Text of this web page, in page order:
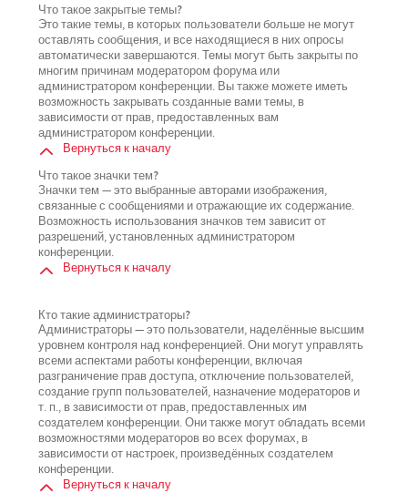
Что такое закрытые темы?
Это такие темы, в которых пользователи больше не могут
оставлять сообщения, и все находящиеся в них опросы
автоматически завершаются. Темы могут быть закрыты по
многим причинам модератором форума или
администратором конференции. Вы также можете иметь
возможность закрывать созданные вами темы, в
зависимости от прав, предоставленных вам
администратором конференции.
Вернуться к началу
Что такое значки тем?
Значки тем — это выбранные авторами изображения,
связанные с сообщениями и отражающие их содержание.
Возможность использования значков тем зависит от
разрешений, установленных администратором
конференции.
Вернуться к началу
Кто такие администраторы?
Администраторы — это пользователи, наделённые высшим
уровнем контроля над конференцией. Они могут управлять
всеми аспектами работы конференции, включая
разграничение прав доступа, отключение пользователей,
создание групп пользователей, назначение модераторов и
т. п., в зависимости от прав, предоставленных им
создателем конференции. Они также могут обладать всеми
возможностями модераторов во всех форумах, в
зависимости от настроек, произведённых создателем
конференции.
Вернуться к началу